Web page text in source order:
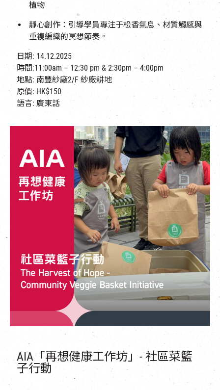
植物
靜心創作：引導學員專注于松香氣息、材質觸感與
重複編織的冥想節奏。
日期: 14.12.2025
時間:11:00am – 12:30 pm & 2:30pm – 4:00pm
地點: 南豐紗廠2/F 紗廠耕地​
原價: HK$150
語言: 廣東話
AIA「再想健康工作坊」- 社區菜籃
子行動